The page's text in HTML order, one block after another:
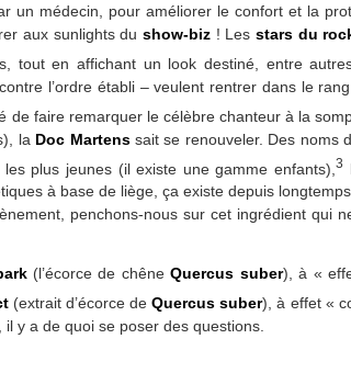
un médecin, pour améliorer le confort et la
aux sunlights du show-biz! Les stars du
tout en affichant un look destiné, entre
l’ordre établi – veulent rentrer dans le
de faire remarquer le célèbre chanteur à la
la Doc Martenssait se renouveler. Des noms
plus jeunes (il existe une gamme enfants),3
à base de liège, ça existe depuis
penchons-nous sur cet ingrédient qui
(l’écorce de chêneQuercus suber), à «
(extrait d’écorce deQuercus suber), à effet «
y a de quoi se poser des questions.